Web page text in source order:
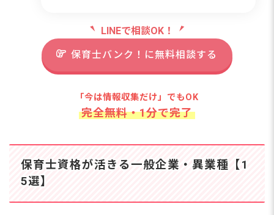
LINEで相談OK！
保育士バンク！に無料相談する
「今は情報収集だけ」でもOK
完全無料・1分で完了
保育士資格が活きる一般企業・異業種【1
5選】